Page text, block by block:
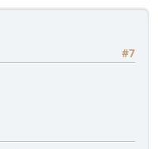
#7